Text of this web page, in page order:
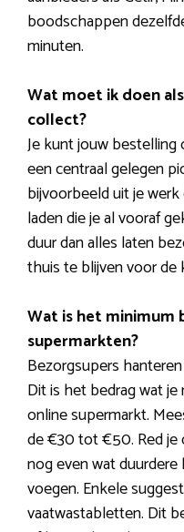
boodschappen
minuten.
Wat moet ik doen
collect?
Je kunt jouw
een centraal gelegen
bijvoorbeeld uit je
laden die je al vooraf
duur dan alles laten
thuis te blijven voor de
Wat is het minimum
supermarkten?
Bezorgsupers
Dit is het bedrag wat
online supermarkt.
de €30 tot €50. Red je
nog even wat
voegen. Enkele
vaatwastabletten. Dit